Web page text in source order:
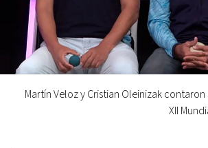
Martín Veloz y Cristian Oleinizak
XII